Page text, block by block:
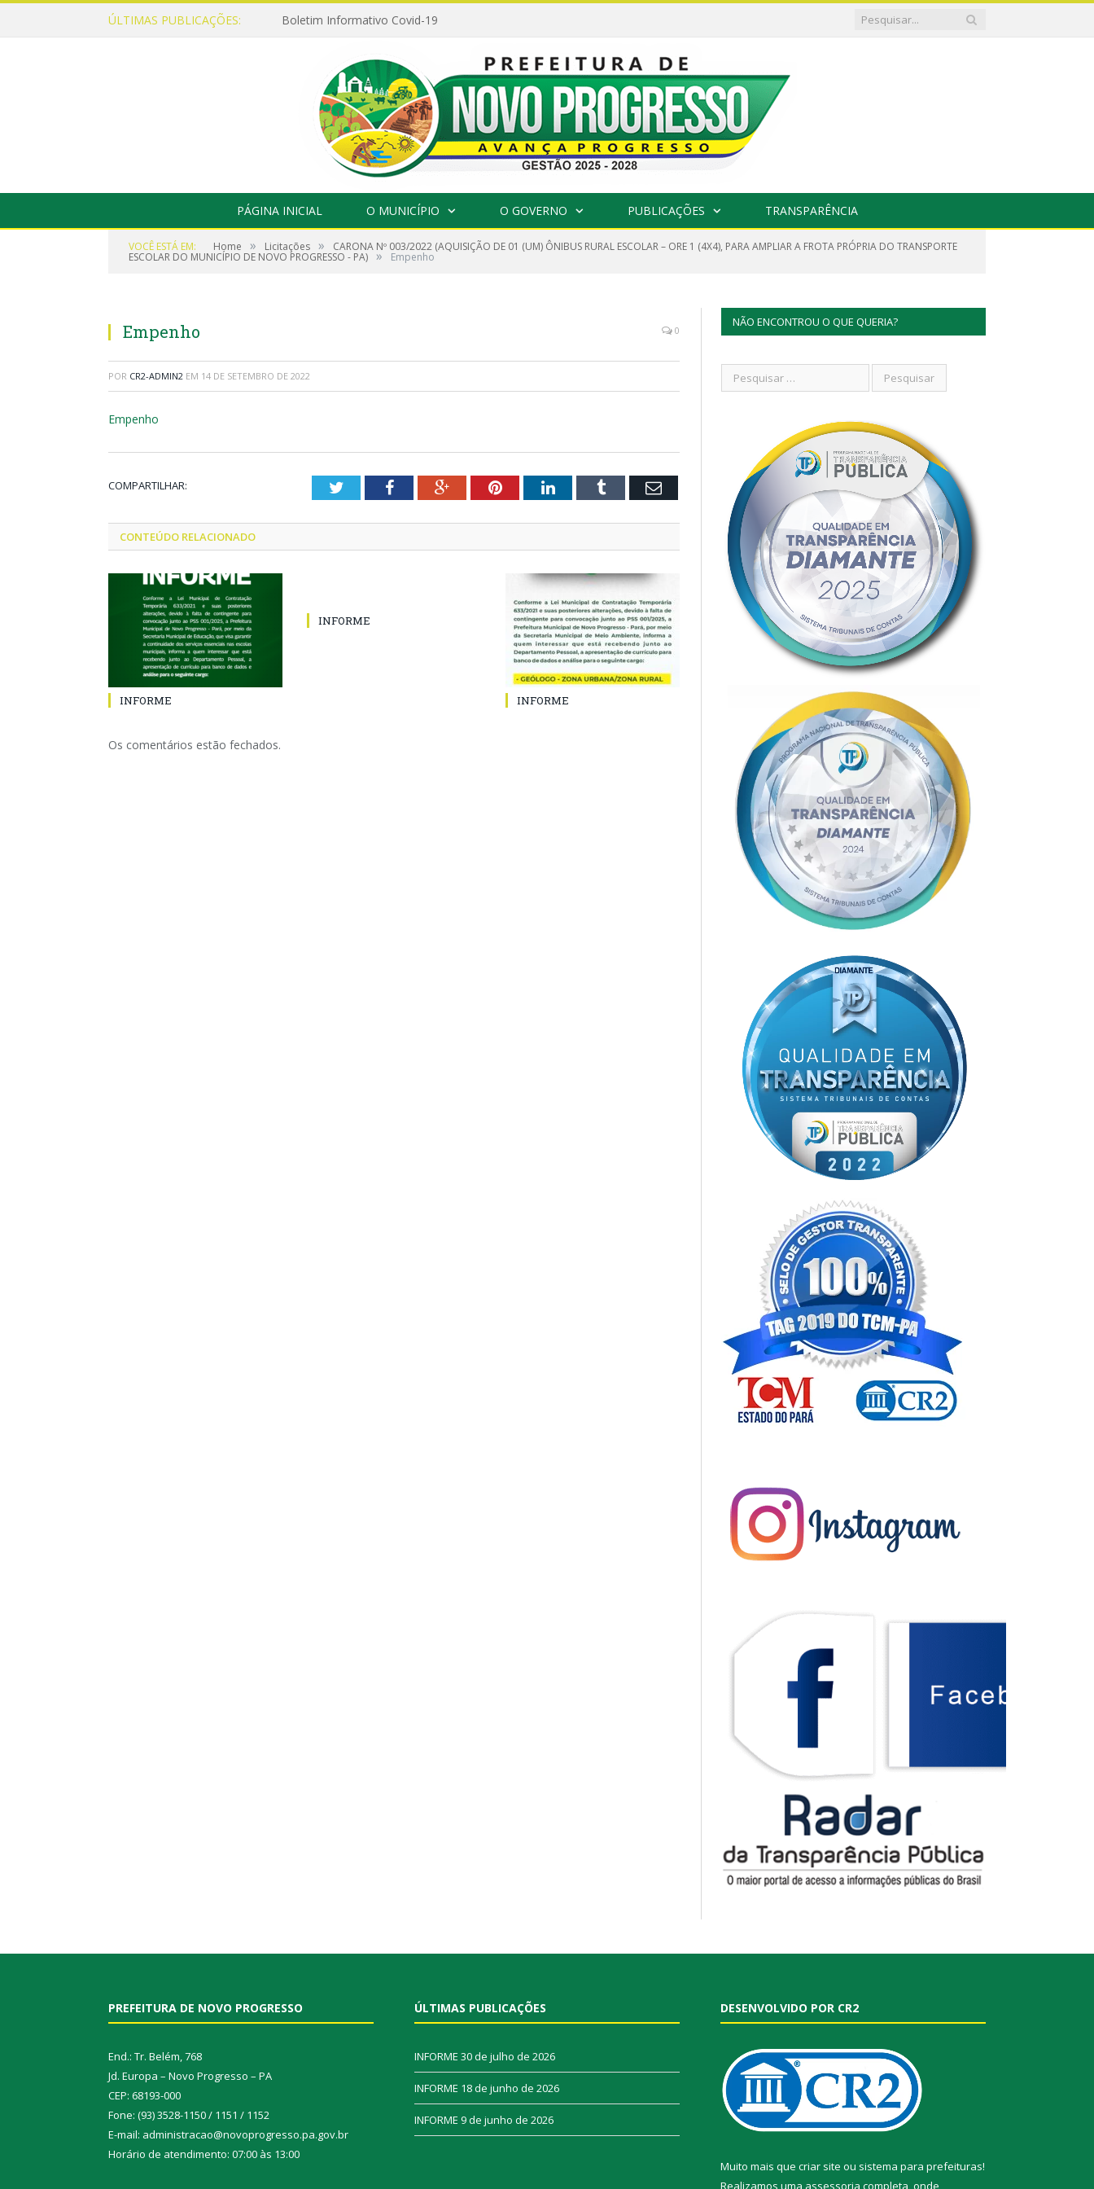
ÚLTIMAS PUBLICAÇÕES: Boletim Informativo Covid-19
PÁGINA INICIAL O MUNICÍPIO O GOVERNO PUBLICAÇÕES TRANSPARÊNCIA
VOCÊ ESTÁ EM: Home » Licitações » CARONA Nº 003/2022 (AQUISIÇÃO DE 01 (UM) ÔNIBUS RURAL ESCOLAR – ORE 1 (4X4), PARA AMPLIAR A FROTA PRÓPRIA DO TRANSPORTE
ESCOLAR DO MUNICÍPIO DE NOVO PROGRESSO - PA) » Empenho
Empenho 0
POR CR2-ADMIN2 EM 14 DE SETEMBRO DE 2022
Empenho
COMPARTILHAR: TwitterFacebookGoogle+PinterestLinkedInTumblr Email
CONTEÚDO RELACIONADO
INFORME
INFORME
INFORME
Os comentários estão fechados.
NÃO ENCONTROU O QUE QUERIA?
PREFEITURA DE NOVO PROGRESSO
End.: Tr. Belém, 768
Jd. Europa – Novo Progresso – PA
CEP: 68193-000
Fone: (93) 3528-1150 / 1151 / 1152
E-mail: administracao@novoprogresso.pa.gov.br
Horário de atendimento: 07:00 às 13:00
ÚLTIMAS PUBLICAÇÕES
INFORME 30 de julho de 2026
INFORME 18 de junho de 2026
INFORME 9 de junho de 2026
DESENVOLVIDO POR CR2
Muito mais que criar site ou sistema para prefeituras!
Realizamos uma assessoria completa, onde